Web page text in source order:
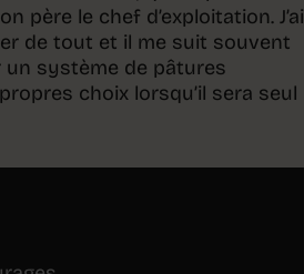
père le chef d’exploitation. J’ai
de tout et il me suit souvent
système de pâtures
choix lorsqu’il sera seul